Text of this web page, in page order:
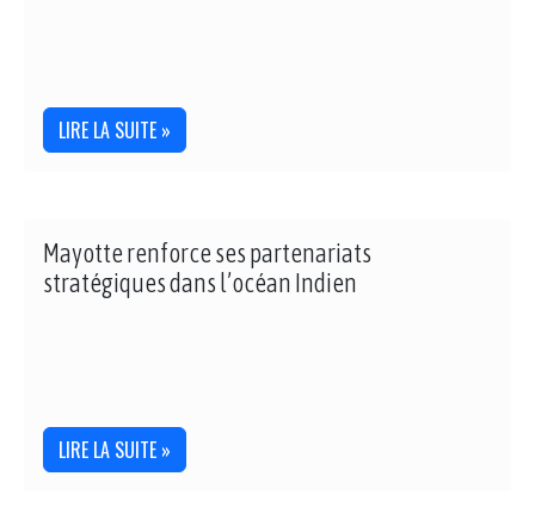
LIRE LA SUITE »
Mayotte renforce ses partenariats
stratégiques dans l’océan Indien
LIRE LA SUITE »